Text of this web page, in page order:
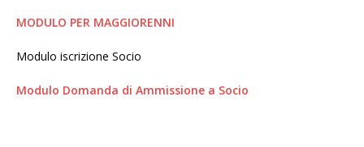
MODULO PER MAGGIORENNI
Modulo iscrizione Socio
Modulo Domanda di Ammissione a Socio